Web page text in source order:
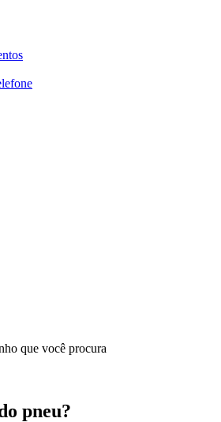
que você procura
pneu?